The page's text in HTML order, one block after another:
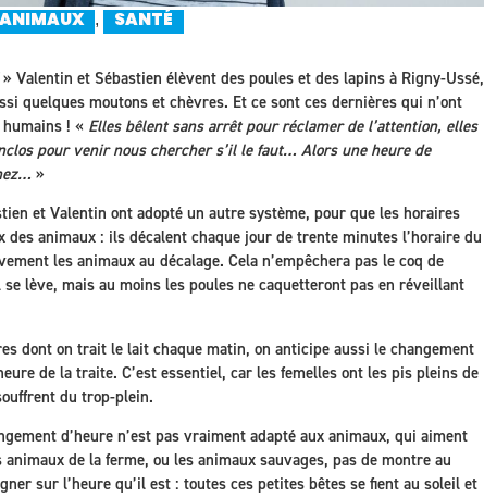
ANIMAUX , SANTÉ
» Valentin et Sébastien élèvent des poules et des lapins à Rigny-Ussé,
quelques moutons et chèvres. Et ce sont ces dernières qui n’ont
! « Elles bêlent sans arrêt pour réclamer de l’attention, elles
pour venir nous chercher s’il le faut… Alors une heure de
»
et Valentin ont adopté un autre système, pour que les horaires
animaux : ils décalent chaque jour de trente minutes l’horaire du
les animaux au décalage. Cela n’empêchera pas le coq de
lève, mais au moins les poules ne caquetteront pas en réveillant
dont on trait le lait chaque matin, on anticipe aussi le changement
de la traite. C’est essentiel, car les femelles ont les pis pleins de
du trop-plein.
d’heure n’est pas vraiment adapté aux animaux, qui aiment
de la ferme, ou les animaux sauvages, pas de montre au
sur l’heure qu’il est : toutes ces petites bêtes se fient au soleil et